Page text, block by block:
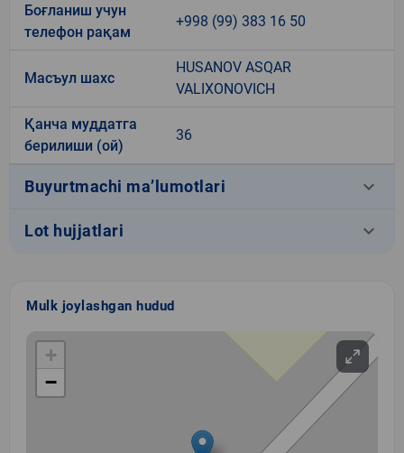
Боғланиш учун
телефон рақам
+998 (99) 383 16 50
Масъул шахс
HUSANOV ASQAR
VALIXONOVICH
Қанча муддатга
берилиши (ой)
36
Buyurtmachi ma’lumotlari keyboard_arrow_down
Lot hujjatlari keyboard_arrow_down
Mulk joylashgan hudud
+
−